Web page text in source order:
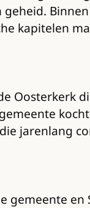
kapitelen
Oosterkerk
jarenlang